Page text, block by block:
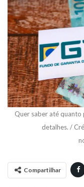
Quer saber até
detalhes. /
Compartilhar